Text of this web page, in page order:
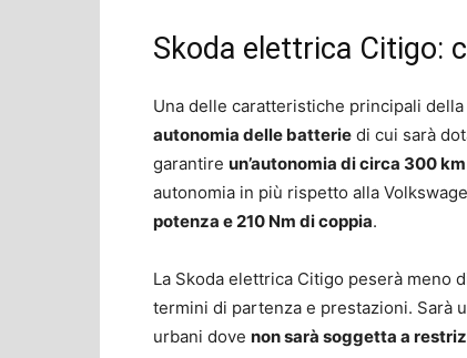
Skoda elettrica Citigo:
Una delle caratteristiche principali della
autonomia delle batterie di cui sarà
garantire un’autonomia di circa 300 km
autonomia in più rispetto alla
potenza e 210 Nm di coppia.
La Skoda elettrica Citigo peserà meno
termini di partenza e prestazioni. Sarà
urbani dove non sarà soggetta a